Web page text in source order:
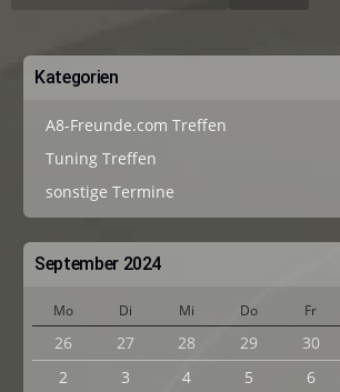
Kategorien
A8-Freunde.com Treffen
Tuning Treffen
sonstige Termine
September 2024
Mo Di Mi Do Fr
26 27 28 29 30
2
3 4 5 6